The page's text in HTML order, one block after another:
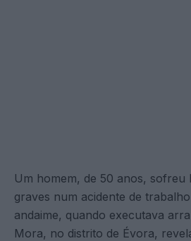
Um homem, de 50 anos, sofreu
graves num acidente de
andaime, quando executava
Mora, no distrito de Évora,